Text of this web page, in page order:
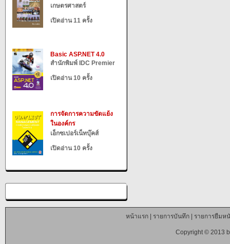
เกษตรศาสตร์
เปิดอ่าน 11 ครั้ง
Basic ASP.NET 4.0
สำนักพิมพ์ IDC Premier
เปิดอ่าน 10 ครั้ง
การจัดการความขัดแย้ง
ในองค์กร
เอ็กซเปอร์เน็ทบุ๊คส์
เปิดอ่าน 10 ครั้ง
หน้าแรก| รายการบันทึก| รายการยืมห
Copyright © 2013